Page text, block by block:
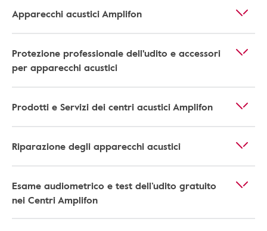
Apparecchi acustici Amplifon
Protezione professionale dell'udito e accessori
per apparecchi acustici
Prodotti e Servizi dei centri acustici Amplifon
Riparazione degli apparecchi acustici
Esame audiometrico e test dell’udito gratuito
nei Centri Amplifon